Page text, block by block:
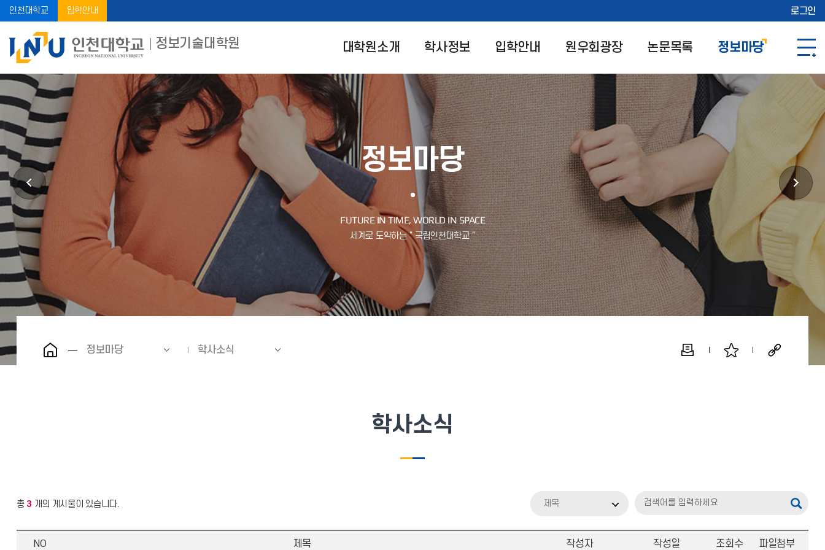
인천대학교 입학안내 로그인
정보기술대학원 대학원소개 학사정보 입학안내 원우회광장 논문목록 정보마당
정보마당
정보마당 학사소식
학사소식
총 3 개의 게시물이 있습니다. 제목
NO 제목 작성자 작성일 조회수 파일첨부